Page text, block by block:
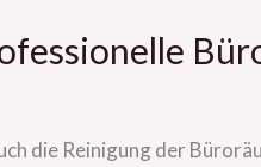
die Reinigung der